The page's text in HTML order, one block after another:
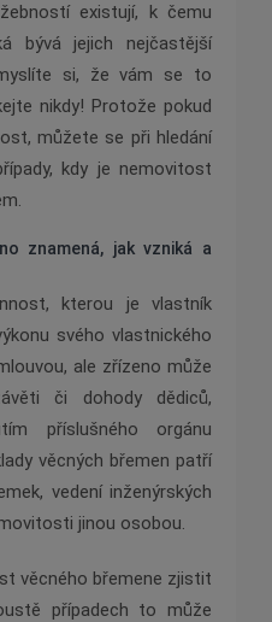
existují, k čemu
bývá jejich nejčastější
si, že vám se to
nikdy! Protože pokud
můžete se při hledání
kdy je nemovitost
znamená, jak vzniká a
kterou je vlastník
svého vlastnického
ale zřízeno může
či dohody dědiců,
příslušného orgánu
věcných břemen patří
vedení inženýrských
jinou osobou.
věcného břemene zjistit
případech to může